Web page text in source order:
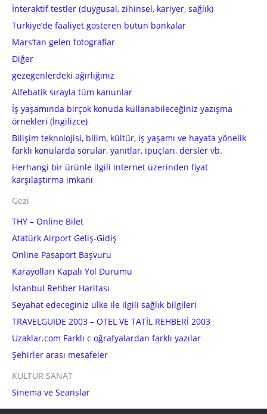
İnteraktif testler (duygusal, zihinsel, kariyer, sağlık)
Türkiye’de faaliyet gösteren bütün bankalar
Mars’tan gelen fotograflar
Diğer
gezegenlerdeki ağırlığınız
Alfebatik sırayla tüm kanunlar
İş yaşamında birçok konuda kullanabileceğiniz yazışma
örnekleri (İngilizce)
Bilişim teknolojisi, bilim, kültür, iş yaşamı ve hayata yönelik
farklı konularda sorular, yanıtlar, ipuçları, dersler vb.
Herhangi bir ürünle ilgili internet üzerinden fiyat
karşılaştırma imkanı
Gezi
THY – Online Bilet
Atatürk Airport Geliş-Gidiş
Online Pasaport Başvuru
Karayolları Kapalı Yol Durumu
İstanbul Rehber Haritası
Seyahat edeceginiz ulke ile ilgili sağlık bilgileri
TRAVELGUIDE 2003 – OTEL VE TATİL REHBERİ 2003
Uzaklar.com Farklı c oğrafyalardan farklı yazılar
Şehirler arası mesafeler
KÜLTÜR SANAT
Sinema ve Seanslar